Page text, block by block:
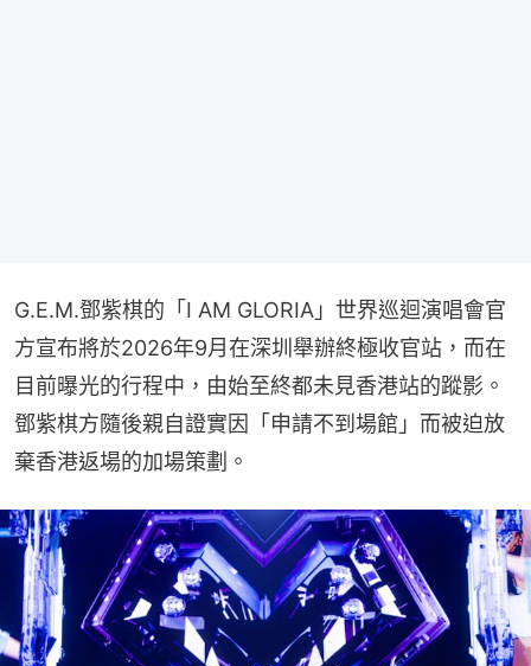
G.E.M.鄧紫棋的「I AM GLORIA」世界巡迴演唱會官
方宣布將於2026年9月在深圳舉辦終極收官站，而在
目前曝光的行程中，由始至終都未見香港站的蹤影。
鄧紫棋方隨後親自證實因「申請不到場館」而被迫放
棄香港返場的加場策劃。